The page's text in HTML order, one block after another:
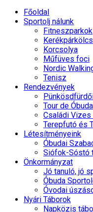
Főoldal
Sportolj nálunk
Fitneszparkok
Korcsolya
Műfüves foci
Nordic
Tenisz
Rendezvények
Tour de Óbuda
Családi Vizes
Terepfutó és
Létesítményeink
Óbudai
Siófok-Sóstó
Önkormányzat
Jó tanuló, jó
Óbuda
Óvodai
Nyári Táborok
Napközis